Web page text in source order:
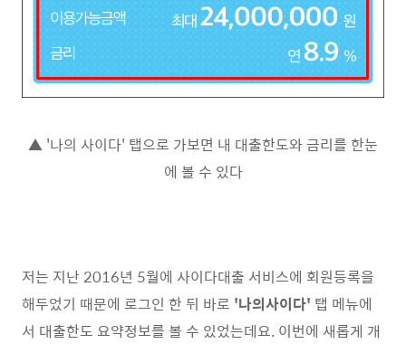
▲ '나의 사이다' 탭으로 가보면 내 대출한도와 금리를 한눈
에 볼 수 있다
저는 지난 2016년 5월에 사이다대출 서비스에 회원등록을
해두었기 때문에 로그인 한 뒤 바로 '나의사이다' 탭 메뉴에
서 대출한도 요약정보를 볼 수 있었는데요. 이번에 새롭게 개